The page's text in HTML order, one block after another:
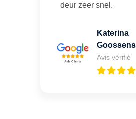
deur zeer snel.
Katerina
Goossens
Avis vérifié